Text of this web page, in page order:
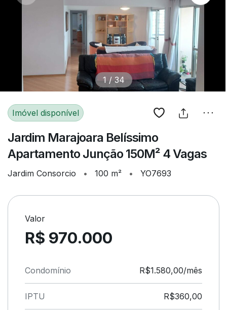
1/34
Imóvel disponível
Jardim Marajoara Belíssimo
Apartamento Junção 150M² 4 Vagas
Jardim Consorcio • 100 m² • YO7693
Valor
R$ 970.000
Condomínio R$1.580,00/mês
IPTU R$360,00